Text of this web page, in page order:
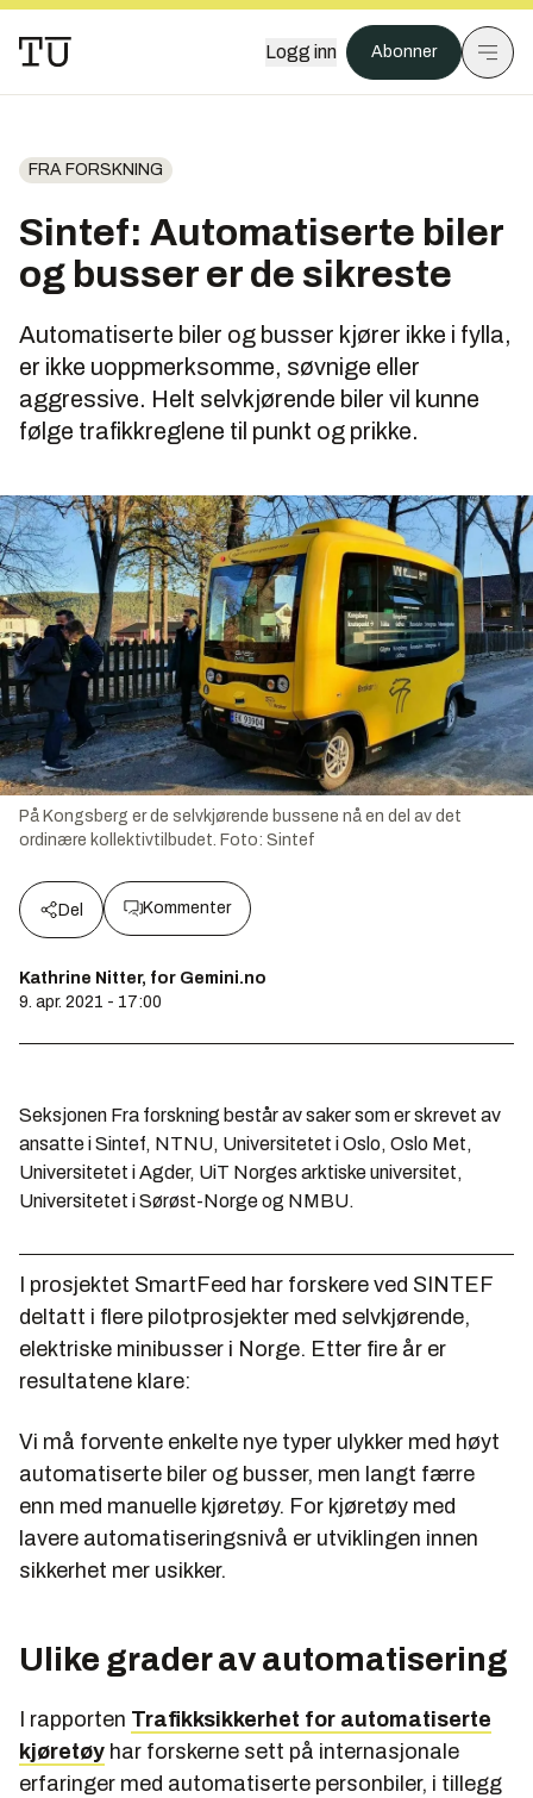
Logg inn Abonner
FRA FORSKNING
Sintef: Automatiserte biler
og busser er de sikreste
Automatiserte biler og busser kjører ikke i fylla,
er ikke uoppmerksomme, søvnige eller
aggressive. Helt selvkjørende biler vil kunne
følge trafikkreglene til punkt og prikke.
På Kongsberg er de selvkjørende bussene nå en del av det
ordinære kollektivtilbudet. Foto: Sintef
Del Kommenter
Kathrine Nitter, for Gemini.no
9. apr. 2021 - 17:00
Seksjonen Fra forskning består av saker som er skrevet av
ansatte i Sintef, NTNU, Universitetet i Oslo, Oslo Met,
Universitetet i Agder, UiT Norges arktiske universitet,
Universitetet i Sørøst-Norge og NMBU.
I prosjektet SmartFeed har forskere ved SINTEF
deltatt i flere pilotprosjekter med selvkjørende,
elektriske minibusser i Norge. Etter fire år er
resultatene klare:
Vi må forvente enkelte nye typer ulykker med høyt
automatiserte biler og busser, men langt færre
enn med manuelle kjøretøy. For kjøretøy med
lavere automatiseringsnivå er utviklingen innen
sikkerhet mer usikker.
Ulike grader av automatisering
I rapporten Trafikksikkerhet for automatiserte
kjøretøy har forskerne sett på internasjonale
erfaringer med automatiserte personbiler, i tillegg